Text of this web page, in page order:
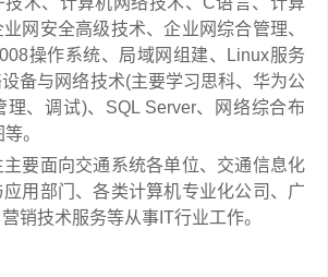
网安全高级技术、企业网综合管理、
操作系统、局域网组建、Linux服务
备与网络技术(主要学习思科、华为公
理、调试)、SQL Server、网络综合布
。
要面向交通系统各单位、交通信息化
用部门、各类计算机专业化公司、广
销技术服务等从事IT行业工作。